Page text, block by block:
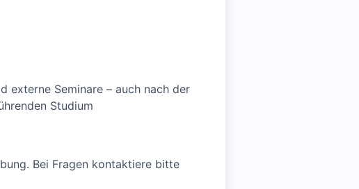
externe Seminare – auch nach der
Studium
Bei Fragen kontaktiere bitte